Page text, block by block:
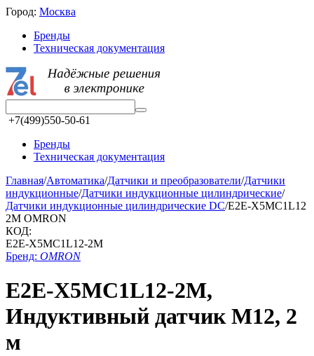
Город: Москва
Бренды
Техническая документация
+7(499)550-50-61
Бренды
Техническая документация
Главная/Автоматика/Датчики и преобразователи/Датчики
индукционные/Датчики индукционные цилиндрические/
Датчики индукционные цилиндрические DC/E2E-X5MC1L12
2M OMRON
КОД:
E2E-X5MC1L12-2M
Бренд: OMRON
E2E-X5MC1L12-2M,
Индуктивный датчик M12, 2
м